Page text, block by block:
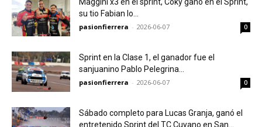
su tio Fabian lo...
pasionfierrera - 2026-06-07 0
Sprint en la Clase 1, el ganador fue el
sanjuanino Pablo Pelegrina…
pasionfierrera - 2026-06-07 0
Sábado completo para Lucas Granja, ganó el
entretenido Sprint del TC Cuyano en San...